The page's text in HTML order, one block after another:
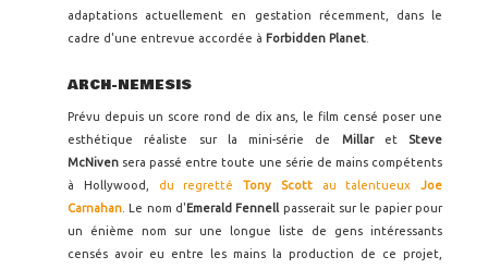
adaptations actuellement en gestation récemment, dans le
cadre d'une entrevue accordée à Forbidden Planet
ARCH-NEMESIS
Prévu depuis un score rond de dix ans, le film censé poser une
esthétique réaliste sur la mini-série de Millaret Steve
McNiven sera passé entre toute une série de mains compétents
à Hollywood,
du regretté Tony Scott au talentueux Joe
Carnahan . Le nom d' Emerald Fennell passerait sur le papier pour
un énième nom sur une longue liste de gens intéressants
censés avoir eu entre les mains la production de ce projet,